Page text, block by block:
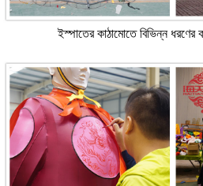
ইস্পাতের কাঠামোতে বিভিন্ন ধরণের